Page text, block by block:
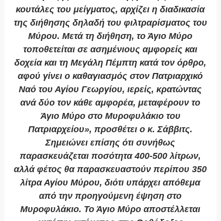
κουτάλες του μείγματος, αρχίζει η διαδικασία
της διήθησης δηλαδή του φιλτραρίσματος του
Μύρου. Μετά τη διήθηση, το Άγιο Μύρο
τοποθετείται σε ασημένιους αμφορείς και
δοχεία και τη Μεγάλη Πέμπτη κατά τον όρθρο,
αφού γίνει ο καθαγιασμός στον Πατριαρχικό
Ναό του Αγίου Γεωργίου, ιερείς, κρατώντας
ανά δύο τον κάθε αμφορέα, μεταφέρουν το
Άγιο Μύρο στο Μυροφυλάκιο του
Πατριαρχείου», προσθέτει ο κ. Σάββιτς.
Σημειώνει επίσης ότι συνήθως
παρασκευάζεται ποσότητα 400-500 λίτρων,
αλλά φέτος θα παρασκευαστούν περίπου 350
λίτρα Αγίου Μύρου, διότι υπάρχει απόθεμα
από την προηγούμενη έψηση στο
Μυροφυλάκιο. Το Άγιο Μύρο αποστέλλεται